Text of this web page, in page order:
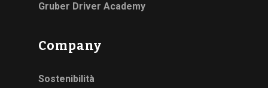
Gruber Driver Academy
Company
Sostenibilità